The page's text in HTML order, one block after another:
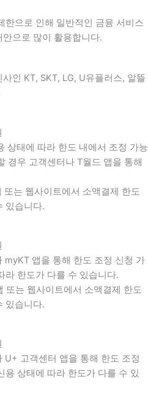
한으로 인해 일반적인 금융 서비스
으로 많이 활용합니다.
인 KT, SKT, LG, U유플러스, 알뜰
상태에 따라 한도 내에서 조정 가능
경우 고객센터나 T월드 앱을 통해
또는 웹사이트에서 소액결제 한도
있습니다.
myKT 앱을 통해 한도 조정 신청 가
라 한도가 다를 수 있습니다.
또는 웹사이트에서 소액결제 한도
있습니다.
U+ 고객센터 앱을 통해 한도 조정
용 상태에 따라 한도가 다를 수 있